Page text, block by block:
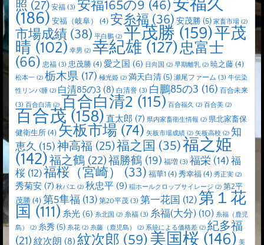
照 (27) 安福 (3) 安福165の9 (46)安福久
(186) 安福（岐阜） (4) 安糸福 (36) 安茂勝 (5) 家畜市場 (2)
市場成績 (38) 平白鵬 (2) 平茂勝 (159)平茂
晴 (102) 幸男 (2) 幸紀雄 (127)忠富士
(66) 忠福 (3) 忠茂勝 (4) 愛之国 (6) 日向国 (2) 早期離乳 (2) 暁之藤 (4)
松本一 (2) 栃木県 (17) 極光姫 (2) 満天白清(5) 瀬尾ファーム (3) 牛伝染
性リンパ腫 (2) 白清85の3 (8) 白清誉 (3) 白鵬85の3 (16) 百合未来
(3) 百合白清 (2) 百合白清2 (115) 百合福久 (2) 百合美 (2)
百合茂 (158) 直太郎 (7) 県内家畜衛生情報 (2) 県北家畜保
健衛生所 (4) 矢板市場 (74) 矢板市場成績 (2) 矢板高校 (2) 知
恵久 (15) 神高福 (25)福之国 (35)福之姫
(142)福之鶴 (22)福勝鶴 (19) 福増 (3) 福栄 (14) 福
桜 (12)福桜（宮崎） (33) 福華1 (4) 秀幸福 (4) 秀正実 (2)
秀菊安 (7) 秋バエ (2) 秋忠平 (9) 稲ホールクロップサイレージ (2) 第2平
茂勝 (4) 第5隼福 (13) 第20平茂 (3) 第一花国 (12) 第１花
国 (111) 糸光 (6) 糸北国 (2) 糸福 (3) 糸福(大分) (10) 糸福（鹿児
島）
(2) 糸秀 (5) 糸花 (2) 糸藤（鹿児島） (2) 系統による価格差 (2) 紀多福
(21) 紋次朗 (8) 紋次郎 (59)美国桜 (146) 美